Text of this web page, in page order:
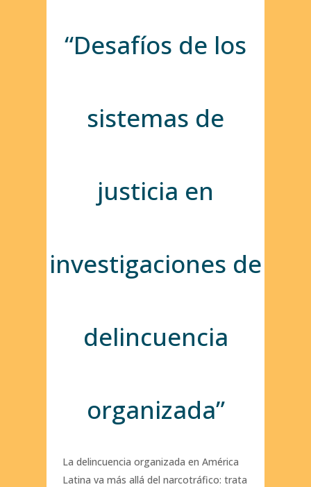
“Desafíos de los
sistemas de
justicia en
investigaciones de
delincuencia
organizada”
La delincuencia organizada en América
Latina va más allá del narcotráfico: trata